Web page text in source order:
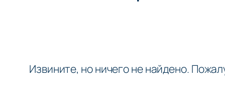
Извините, но ничего не найдено.